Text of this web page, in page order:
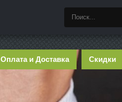
Оплата и Доставка Скидки